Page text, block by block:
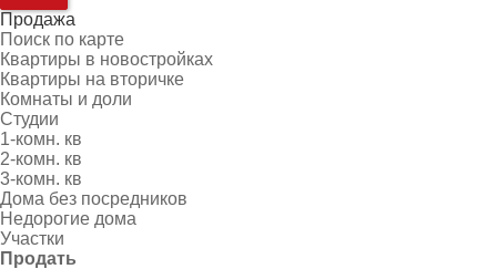
Продажа
Поиск по карте
Квартиры в новостройках
Квартиры на вторичке
Комнаты и доли
Студии
1-комн. кв
2-комн. кв
3-комн. кв
Дома без посредников
Недорогие дома
Участки
Продать